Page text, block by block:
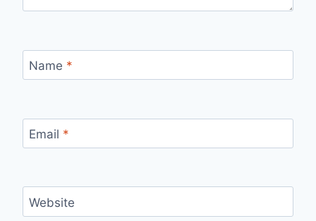
Name *
Email *
Website